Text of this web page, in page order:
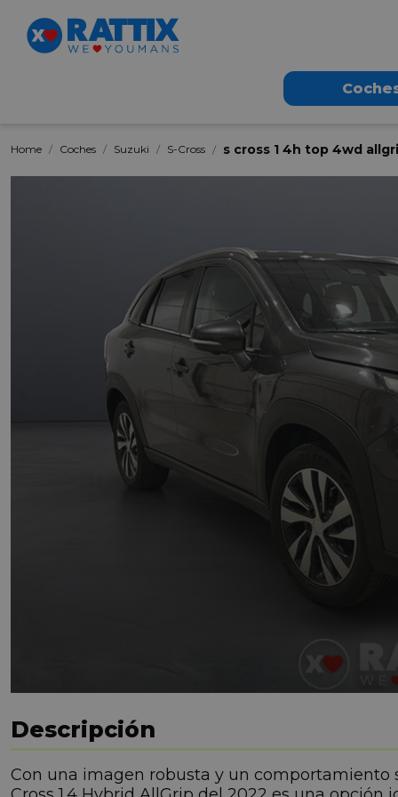
Home Coches Suzuki S-Cross s cross 1 4h top 4wd
Descripción
Con una imagen robusta y un comportamiento